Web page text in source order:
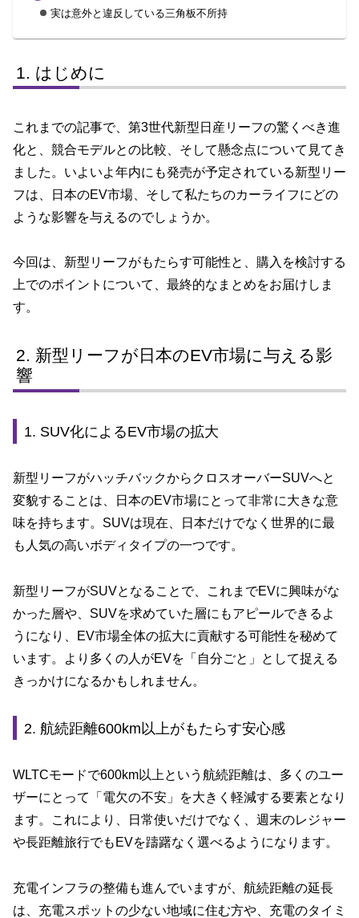
実は意外と違反している三角板不所持
はじめに
これまでの記事で、第3世代新型日産リーフの驚くべき進
化と、競合モデルとの比較、そして懸念点について見てき
ました。いよいよ年内にも発売が予定されている新型リー
フは、日本のEV市場、そして私たちのカーライフにどの
ような影響を与えるのでしょうか。
今回は、新型リーフがもたらす可能性と、購入を検討する
上でのポイントについて、最終的なまとめをお届けしま
す。
新型リーフが日本のEV市場に与える影
響
1. SUV化によるEV市場の拡大
新型リーフがハッチバックからクロスオーバーSUVへと
変貌することは、日本のEV市場にとって非常に大きな意
味を持ちます。SUVは現在、日本だけでなく世界的に最
も人気の高いボディタイプの一つです。
新型リーフがSUVとなることで、これまでEVに興味がな
かった層や、SUVを求めていた層にもアピールできるよ
うになり、EV市場全体の拡大に貢献する可能性を秘めて
います。より多くの人がEVを「自分ごと」として捉える
きっかけになるかもしれません。
2. 航続距離600km以上がもたらす安心感
WLTCモードで600km以上という航続距離は、多くのユー
ザーにとって「電欠の不安」を大きく軽減する要素となり
ます。これにより、日常使いだけでなく、週末のレジャー
や長距離旅行でもEVを躊躇なく選べるようになります。
充電インフラの整備も進んでいますが、航続距離の延長
は、充電スポットの少ない地域に住む方や、充電のタイミ